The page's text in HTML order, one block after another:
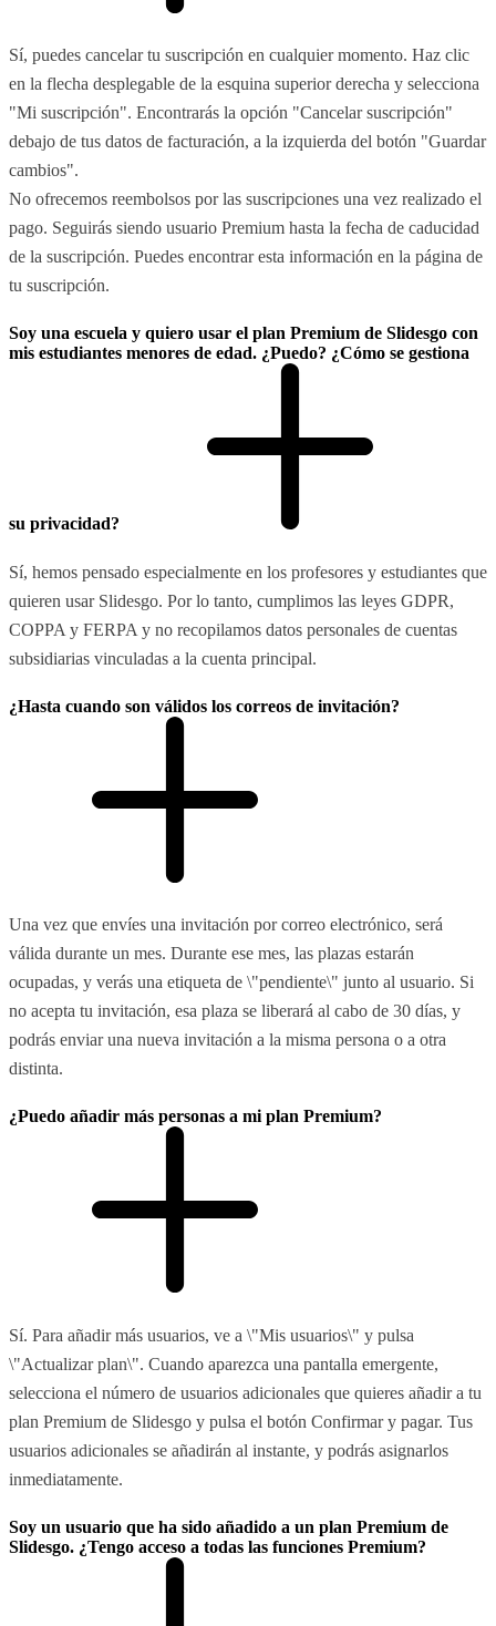
Sí, puedes cancelar tu suscripción en cualquier momento. Haz clic
en la flecha desplegable de la esquina superior derecha y selecciona
"Mi suscripción". Encontrarás la opción "Cancelar suscripción"
debajo de tus datos de facturación, a la izquierda del botón "Guardar
cambios".
No ofrecemos reembolsos por las suscripciones una vez realizado el
pago. Seguirás siendo usuario Premium hasta la fecha de caducidad
de la suscripción. Puedes encontrar esta información en la página de
tu suscripción.
Soy una escuela y quiero usar el plan Premium de Slidesgo con
mis estudiantes menores de edad. ¿Puedo? ¿Cómo se gestiona
su privacidad?
Sí, hemos pensado especialmente en los profesores y estudiantes que
quieren usar Slidesgo. Por lo tanto, cumplimos las leyes GDPR,
COPPA y FERPA y no recopilamos datos personales de cuentas
subsidiarias vinculadas a la cuenta principal.
¿Hasta cuando son válidos los correos de invitación?
Una vez que envíes una invitación por correo electrónico, será
válida durante un mes. Durante ese mes, las plazas estarán
ocupadas, y verás una etiqueta de \"pendiente\" junto al usuario. Si
no acepta tu invitación, esa plaza se liberará al cabo de 30 días, y
podrás enviar una nueva invitación a la misma persona o a otra
distinta.
¿Puedo añadir más personas a mi plan Premium?
Sí. Para añadir más usuarios, ve a \"Mis usuarios\" y pulsa
\"Actualizar plan\". Cuando aparezca una pantalla emergente,
selecciona el número de usuarios adicionales que quieres añadir a tu
plan Premium de Slidesgo y pulsa el botón Confirmar y pagar. Tus
usuarios adicionales se añadirán al instante, y podrás asignarlos
inmediatamente.
Soy un usuario que ha sido añadido a un plan Premium de
Slidesgo. ¿Tengo acceso a todas las funciones Premium?